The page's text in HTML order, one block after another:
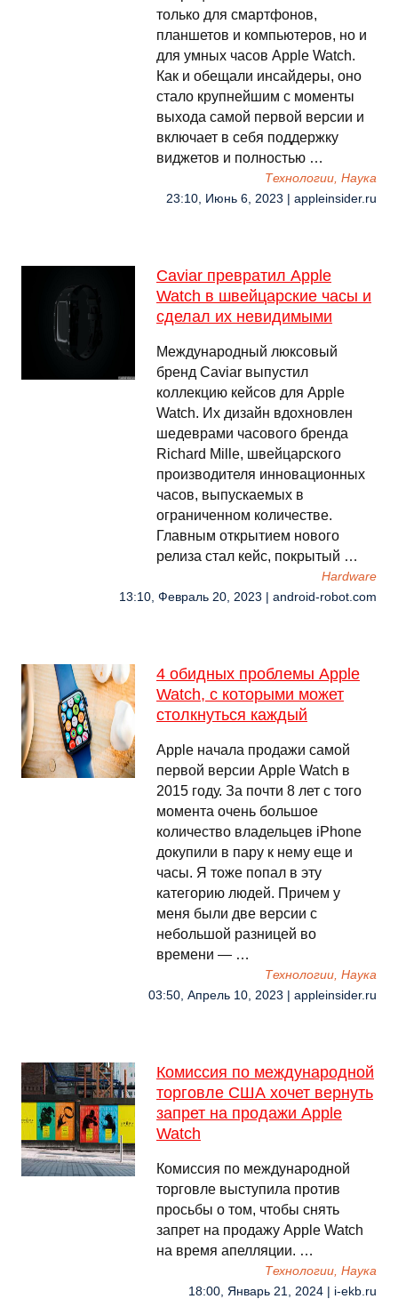
только для смартфонов,
планшетов и компьютеров, но и
для умных часов Apple Watch.
Как и обещали инсайдеры, оно
стало крупнейшим с моменты
выхода самой первой версии и
включает в себя поддержку
виджетов и полностью …
Технологии, Наука
23:10, Июнь 6, 2023 | appleinsider.ru
Caviar превратил Apple
Watch в швейцарские часы и
сделал их невидимыми
Международный люксовый
бренд Caviar выпустил
коллекцию кейсов для Apple
Watch. Их дизайн вдохновлен
шедеврами часового бренда
Richard Mille, швейцарского
производителя инновационных
часов, выпускаемых в
ограниченном количестве.
Главным открытием нового
релиза стал кейс, покрытый …
Hardware
13:10, Февраль 20, 2023 | android-robot.com
4 обидных проблемы Apple
Watch, с которыми может
столкнуться каждый
Apple начала продажи самой
первой версии Apple Watch в
2015 году. За почти 8 лет с того
момента очень большое
количество владельцев iPhone
докупили в пару к нему еще и
часы. Я тоже попал в эту
категорию людей. Причем у
меня были две версии с
небольшой разницей во
времени — …
Технологии, Наука
03:50, Апрель 10, 2023 | appleinsider.ru
Комиссия по международной
торговле США хочет вернуть
запрет на продажи Apple
Watch
Комиссия по международной
торговле выступила против
просьбы о том, чтобы снять
запрет на продажу Apple Watch
на время апелляции. …
Технологии, Наука
18:00, Январь 21, 2024 | i-ekb.ru